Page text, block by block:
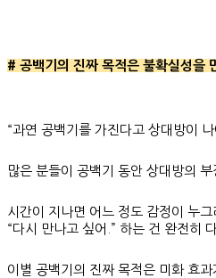
# 공백기의 진짜 목적은 불확실성을
“과연 공백기를 가진다고 상대방이
많은 분들이 공백기 동안 상대방의
시간이 지나면 어느 정도 감정이 누
“다시 만나고 싶어.” 하는 건 완전히
이별 공백기의 진짜 목적은 미화 효